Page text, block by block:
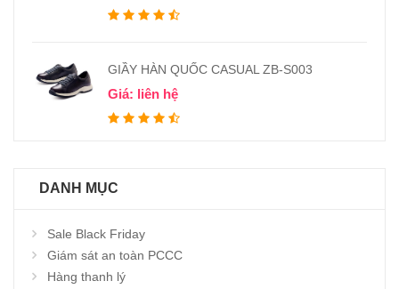
GIẦY HÀN QUỐC CASUAL ZB-S003
Giá: liên hệ
DANH MỤC
Sale Black Friday
Giám sát an toàn PCCC
Hàng thanh lý